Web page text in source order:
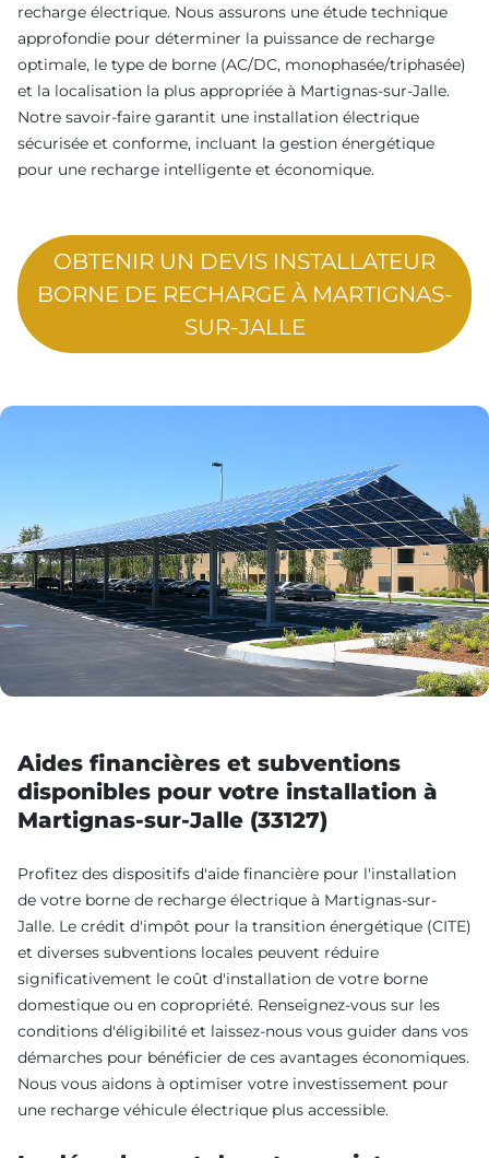
recharge électrique. Nous assurons une étude technique
approfondie pour déterminer la puissance de recharge
optimale, le type de borne (AC/DC, monophasée/triphasée)
et la localisation la plus appropriée à Martignas-sur-Jalle.
Notre savoir-faire garantit une installation électrique
sécurisée et conforme, incluant la gestion énergétique
pour une recharge intelligente et économique.
OBTENIR UN DEVIS INSTALLATEUR
BORNE DE RECHARGE À MARTIGNAS-
SUR-JALLE
Aides financières et subventions
disponibles pour votre installation à
Martignas-sur-Jalle (33127)
Profitez des dispositifs d'aide financière pour l'installation
de votre borne de recharge électrique à Martignas-sur-
Jalle. Le crédit d'impôt pour la transition énergétique (CITE)
et diverses subventions locales peuvent réduire
significativement le coût d'installation de votre borne
domestique ou en copropriété. Renseignez-vous sur les
conditions d'éligibilité et laissez-nous vous guider dans vos
démarches pour bénéficier de ces avantages économiques.
Nous vous aidons à optimiser votre investissement pour
une recharge véhicule électrique plus accessible.